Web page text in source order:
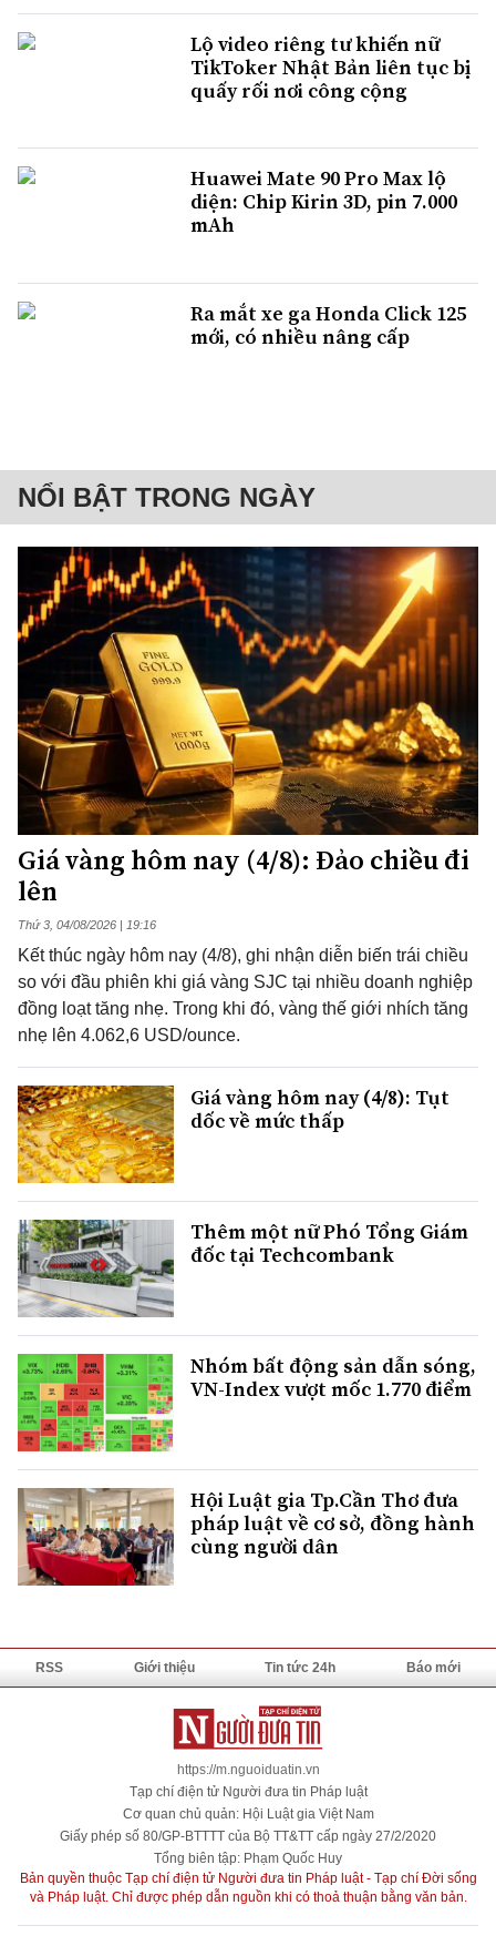
Lộ video riêng tư khiến nữ
TikToker Nhật Bản liên tục bị
quấy rối nơi công cộng
Huawei Mate 90 Pro Max lộ
diện: Chip Kirin 3D, pin 7.000
mAh
Ra mắt xe ga Honda Click 125
mới, có nhiều nâng cấp
NỔI BẬT TRONG NGÀY
Giá vàng hôm nay (4/8): Đảo chiều đi
lên
Thứ 3, 04/08/2026 | 19:16
Kết thúc ngày hôm nay (4/8), ghi nhận diễn biến trái chiều
so với đầu phiên khi giá vàng SJC tại nhiều doanh nghiệp
đồng loạt tăng nhẹ. Trong khi đó, vàng thế giới nhích tăng
nhẹ lên 4.062,6 USD/ounce.
Giá vàng hôm nay (4/8): Tụt
dốc về mức thấp
Thêm một nữ Phó Tổng Giám
đốc tại Techcombank
Nhóm bất động sản dẫn sóng,
VN-Index vượt mốc 1.770 điểm
Hội Luật gia Tp.Cần Thơ đưa
pháp luật về cơ sở, đồng hành
cùng người dân
RSS Giới thiệu Tin tức 24h Báo mới
https://m.nguoiduatin.vn
Tạp chí điện tử Người đưa tin Pháp luật
Cơ quan chủ quản: Hội Luật gia Việt Nam
Giấy phép số 80/GP-BTTTT của Bộ TT&TT cấp ngày 27/2/2020
Tổng biên tập: Phạm Quốc Huy
Bản quyền thuộc Tạp chí điện tử Người đưa tin Pháp luật - Tạp chí Đời sống
và Pháp luật. Chỉ được phép dẫn nguồn khi có thoả thuận bằng văn bản.